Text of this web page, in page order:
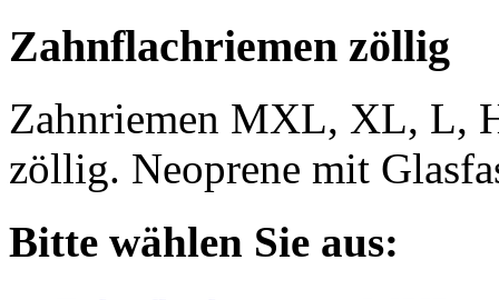
Zahnflachriemen zöllig
Zahnriemen MXL, XL, L,
zöllig. Neoprene mit
Bitte wählen Sie aus: